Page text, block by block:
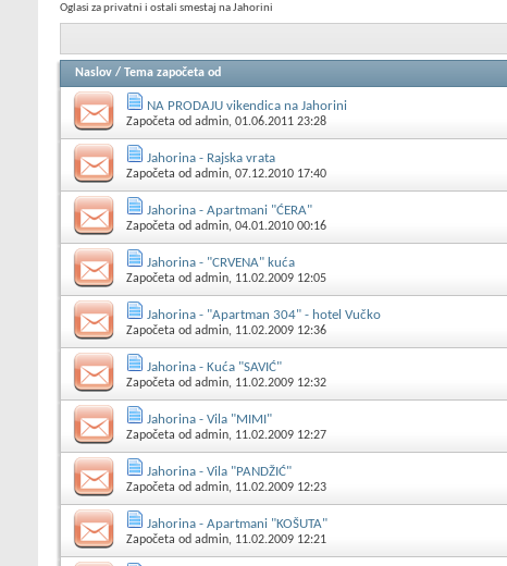
Oglasi za privatni i ostali smestaj na Jahorini
Naslov / Tema započeta od
NA PRODAJU vikendica na Jahorini
Započeta od admin, 01.06.2011 23:28
Jahorina - Rajska vrata
Započeta od admin, 07.12.2010 17:40
Jahorina - Apartmani "ĆERA"
Započeta od admin, 04.01.2010 00:16
Jahorina - "CRVENA" kuća
Započeta od admin, 11.02.2009 12:05
Jahorina - "Apartman 304" - hotel Vučko
Započeta od admin, 11.02.2009 12:36
Jahorina - Kuća "SAVIĆ"
Započeta od admin, 11.02.2009 12:32
Jahorina - Vila "MIMI"
Započeta od admin, 11.02.2009 12:27
Jahorina - Vila "PANDŽIĆ"
Započeta od admin, 11.02.2009 12:23
Jahorina - Apartmani "KOŠUTA"
Započeta od admin, 11.02.2009 12:21